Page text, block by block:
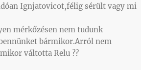
Ignjatovicot,félig sérült vagy mi
mérkőzésen nem tudunk
bármikor.Arról nem
váltotta Relu ??